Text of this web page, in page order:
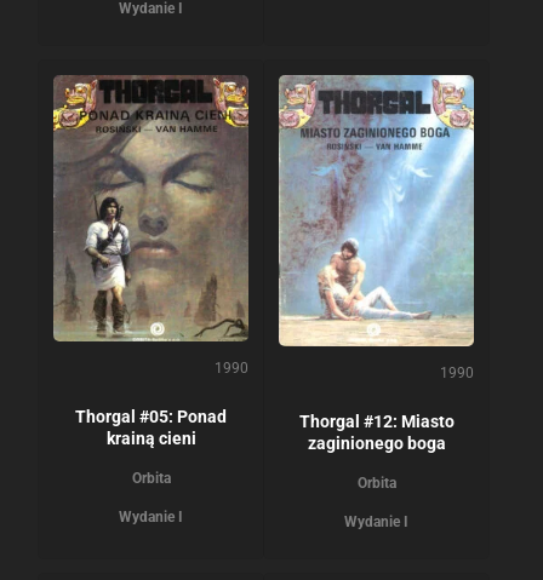
Wydanie I
1990
Thorgal #05: Ponad
krainą cieni
Orbita
Wydanie I
1990
Thorgal #12: Miasto
zaginionego boga
Orbita
Wydanie I